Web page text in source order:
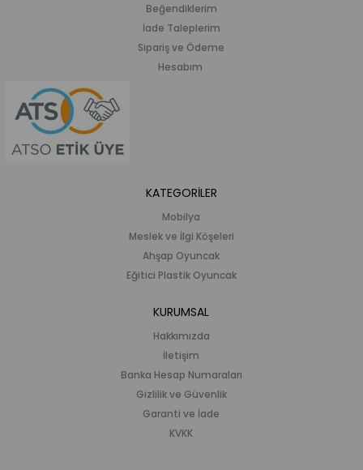
Beğendiklerim
İade Taleplerim
Sipariş ve Ödeme
Hesabım
KATEGORİLER
Mobilya
Meslek ve İlgi Köşeleri
Ahşap Oyuncak
Eğitici Plastik Oyuncak
KURUMSAL
Hakkımızda
İletişim
Banka Hesap Numaraları
Gizlilik ve Güvenlik
Garanti ve İade
KVKK